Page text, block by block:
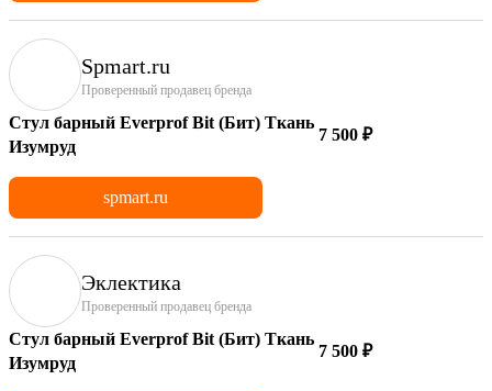
Spmart.ru
Проверенный продавец бренда
Стул барный Everprof Bit (Бит) Ткань
Изумруд
7 500 ₽
spmart.ru
Эклектика
Проверенный продавец бренда
Стул барный Everprof Bit (Бит) Ткань
Изумруд
7 500 ₽